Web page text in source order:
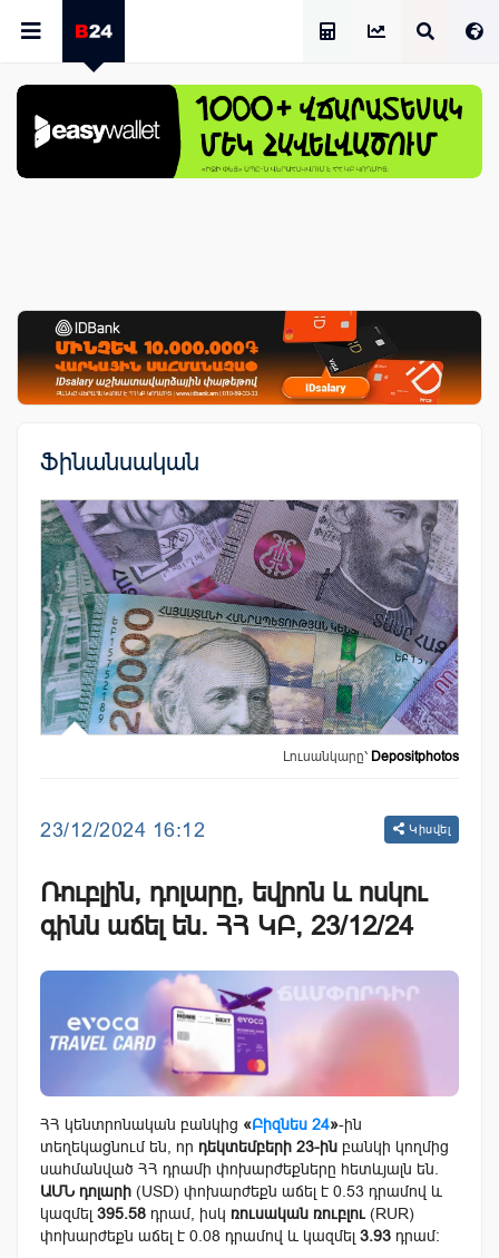
Ֆինանսական
Լուսանկարը՝ Depositphotos
23/12/2024 16:12 Կիսվել
Ռուբլին, դոլարը, եվրոն և ոսկու
գինն աճել են. ՀՀ ԿԲ, 23/12/24
ՀՀ կենտրոնական բանկից «Բիզնես 24»-ին
տեղեկացնում են, որ դեկտեմբերի 23-ին բանկի կողմից
սահմանված ՀՀ դրամի փոխարժեքները հետևյալն են.
ԱՄՆ դոլարի (USD) փոխարժեքն աճել է 0.53 դրամով և
կազմել 395.58 դրամ, իսկ ռուսական ռուբլու (RUR)
փոխարժեքն աճել է 0.08 դրամով և կազմել 3.93 դրամ: